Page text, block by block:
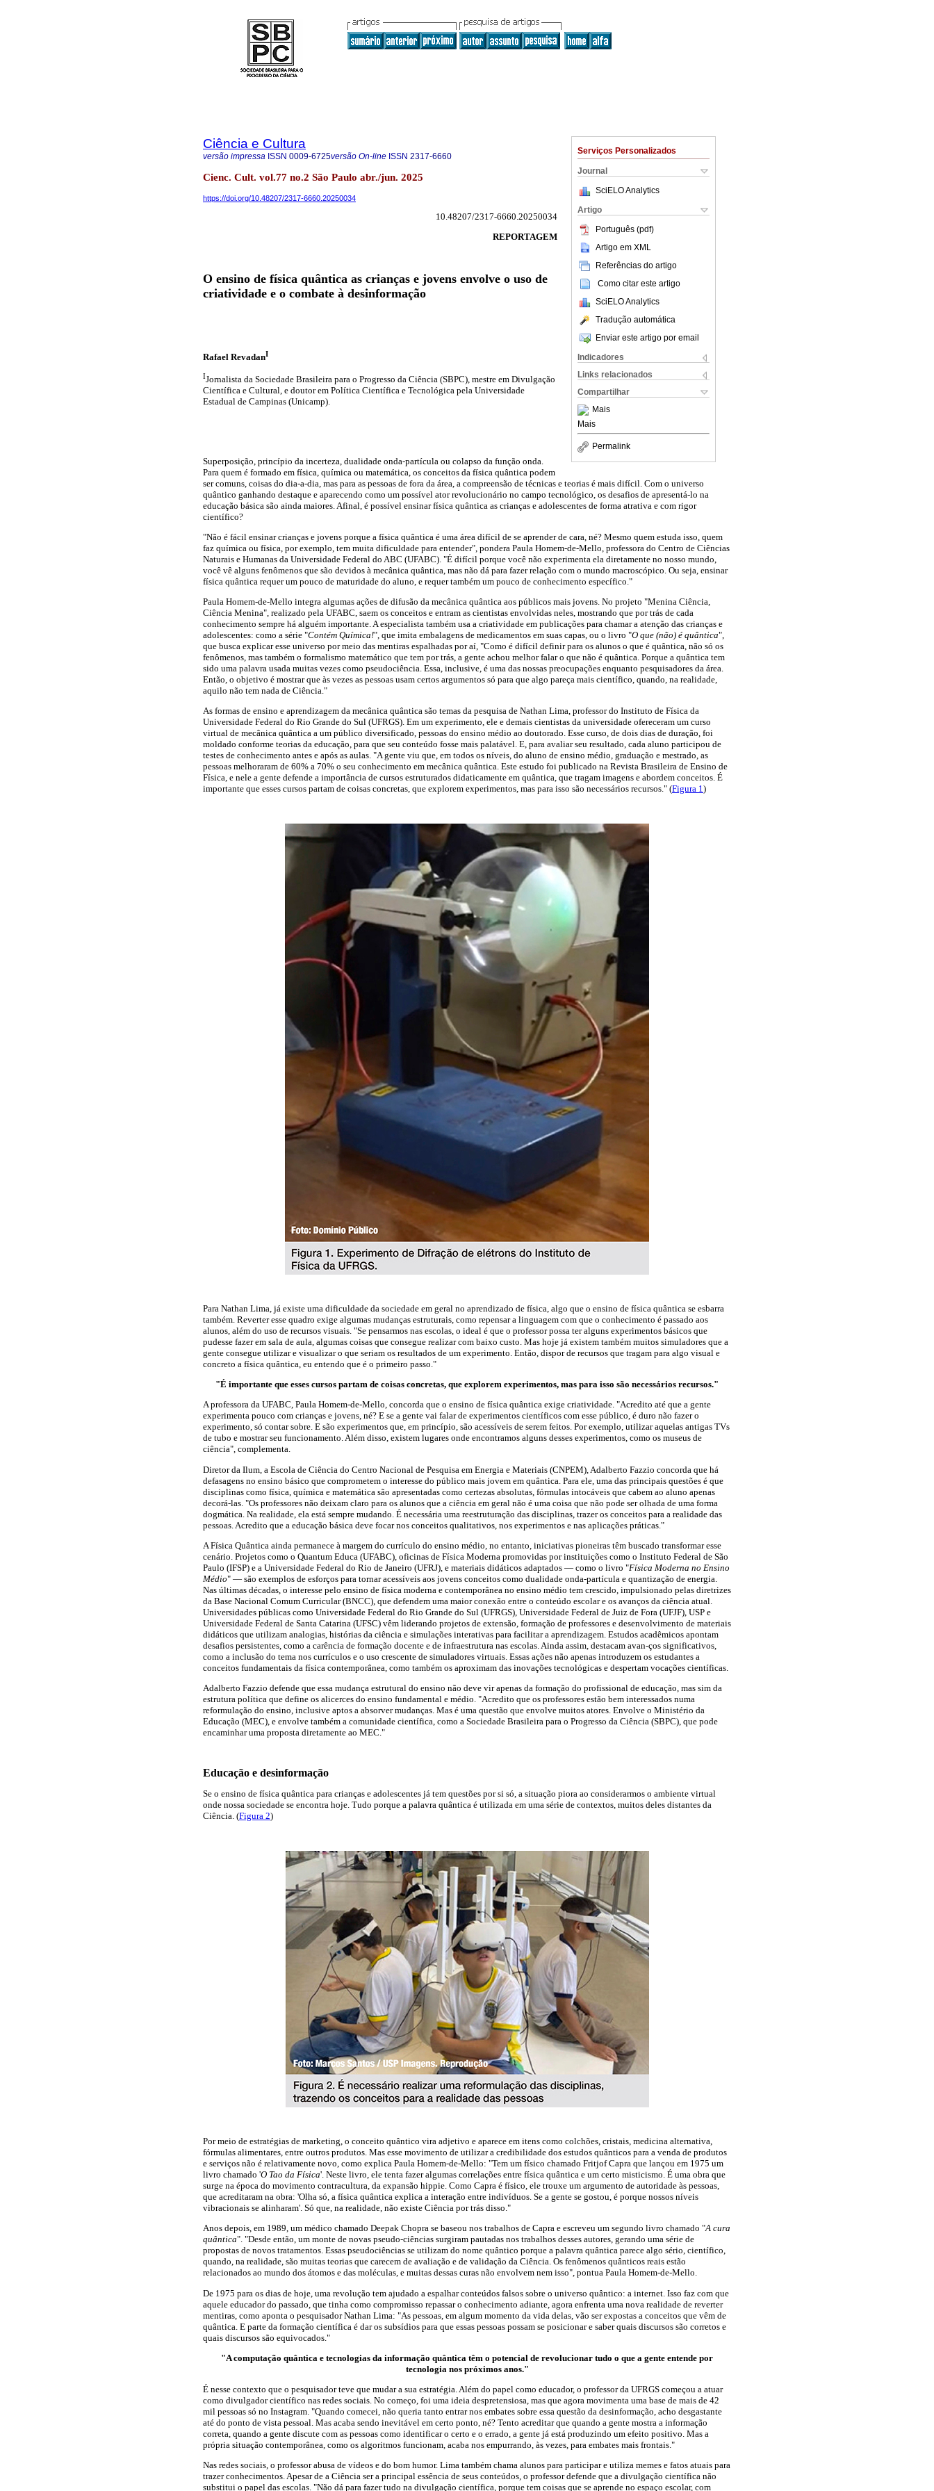
Serviços Personalizados
Journal
SciELO Analytics
Artigo
Português (pdf)
Artigo em XML
Referências do artigo
Como citar este artigo
SciELO Analytics
Tradução automática
Enviar este artigo por email
Indicadores
Links relacionados
Compartilhar
Mais
Mais
Permalink
Ciência e Cultura
versão impressa ISSN 0009-6725versão On-line ISSN 2317-6660
Cienc. Cult. vol.77 no.2 São Paulo abr./jun. 2025
https://doi.org/10.48207/2317-6660.20250034
10.48207/2317-6660.20250034
REPORTAGEM
O ensino de física quântica as crianças e jovens envolve o uso de
criatividade e o combate à desinformação
Rafael RevadanI
IJornalista da Sociedade Brasileira para o Progresso da Ciência (SBPC), mestre em Divulgação
Científica e Cultural, e doutor em Política Científica e Tecnológica pela Universidade
Estadual de Campinas (Unicamp).
Superposição, princípio da incerteza, dualidade onda-partícula ou colapso da função onda.
Para quem é formado em física, química ou matemática, os conceitos da física quântica podem
ser comuns, coisas do dia-a-dia, mas para as pessoas de fora da área, a compreensão de técnicas e teorias é mais difícil. Com o universo
quântico ganhando destaque e aparecendo como um possível ator revolucionário no campo tecnológico, os desafios de apresentá-lo na
educação básica são ainda maiores. Afinal, é possível ensinar física quântica as crianças e adolescentes de forma atrativa e com rigor
científico?
"Não é fácil ensinar crianças e jovens porque a física quântica é uma área difícil de se aprender de cara, né? Mesmo quem estuda isso, quem
faz química ou física, por exemplo, tem muita dificuldade para entender", pondera Paula Homem-de-Mello, professora do Centro de Ciências
Naturais e Humanas da Universidade Federal do ABC (UFABC). "É difícil porque você não experimenta ela diretamente no nosso mundo,
você vê alguns fenômenos que são devidos à mecânica quântica, mas não dá para fazer relação com o mundo macroscópico. Ou seja, ensinar
física quântica requer um pouco de maturidade do aluno, e requer também um pouco de conhecimento específico."
Paula Homem-de-Mello integra algumas ações de difusão da mecânica quântica aos públicos mais jovens. No projeto "Menina Ciência,
Ciência Menina", realizado pela UFABC, saem os conceitos e entram as cientistas envolvidas neles, mostrando que por trás de cada
conhecimento sempre há alguém importante. A especialista também usa a criatividade em publicações para chamar a atenção das crianças e
adolescentes: como a série "Contém Química!", que imita embalagens de medicamentos em suas capas, ou o livro "O que (não) é quântica",
que busca explicar esse universo por meio das mentiras espalhadas por aí, "Como é difícil definir para os alunos o que é quântica, não só os
fenômenos, mas também o formalismo matemático que tem por trás, a gente achou melhor falar o que não é quântica. Porque a quântica tem
sido uma palavra usada muitas vezes como pseudociência. Essa, inclusive, é uma das nossas preocupações enquanto pesquisadores da área.
Então, o objetivo é mostrar que às vezes as pessoas usam certos argumentos só para que algo pareça mais científico, quando, na realidade,
aquilo não tem nada de Ciência."
As formas de ensino e aprendizagem da mecânica quântica são temas da pesquisa de Nathan Lima, professor do Instituto de Física da
Universidade Federal do Rio Grande do Sul (UFRGS). Em um experimento, ele e demais cientistas da universidade ofereceram um curso
virtual de mecânica quântica a um público diversificado, pessoas do ensino médio ao doutorado. Esse curso, de dois dias de duração, foi
moldado conforme teorias da educação, para que seu conteúdo fosse mais palatável. E, para avaliar seu resultado, cada aluno participou de
testes de conhecimento antes e após as aulas. "A gente viu que, em todos os níveis, do aluno de ensino médio, graduação e mestrado, as
pessoas melhoraram de 60% a 70% o seu conhecimento em mecânica quântica. Este estudo foi publicado na Revista Brasileira de Ensino de
Física, e nele a gente defende a importância de cursos estruturados didaticamente em quântica, que tragam imagens e abordem conceitos. É
importante que esses cursos partam de coisas concretas, que explorem experimentos, mas para isso são necessários recursos." (Figura 1)
Para Nathan Lima, já existe uma dificuldade da sociedade em geral no aprendizado de física, algo que o ensino de física quântica se esbarra
também. Reverter esse quadro exige algumas mudanças estruturais, como repensar a linguagem com que o conhecimento é passado aos
alunos, além do uso de recursos visuais. "Se pensarmos nas escolas, o ideal é que o professor possa ter alguns experimentos básicos que
pudesse fazer em sala de aula, algumas coisas que consegue realizar com baixo custo. Mas hoje já existem também muitos simuladores que a
gente consegue utilizar e visualizar o que seriam os resultados de um experimento. Então, dispor de recursos que tragam para algo visual e
concreto a física quântica, eu entendo que é o primeiro passo."
"É importante que esses cursos partam de coisas concretas, que explorem experimentos, mas para isso são necessários recursos."
A professora da UFABC, Paula Homem-de-Mello, concorda que o ensino de física quântica exige criatividade. "Acredito até que a gente
experimenta pouco com crianças e jovens, né? E se a gente vai falar de experimentos científicos com esse público, é duro não fazer o
experimento, só contar sobre. E são experimentos que, em princípio, são acessíveis de serem feitos. Por exemplo, utilizar aquelas antigas TVs
de tubo e mostrar seu funcionamento. Além disso, existem lugares onde encontramos alguns desses experimentos, como os museus de
ciência", complementa.
Diretor da Ilum, a Escola de Ciência do Centro Nacional de Pesquisa em Energia e Materiais (CNPEM), Adalberto Fazzio concorda que há
defasagens no ensino básico que comprometem o interesse do público mais jovem em quântica. Para ele, uma das principais questões é que
disciplinas como física, química e matemática são apresentadas como certezas absolutas, fórmulas intocáveis que cabem ao aluno apenas
decorá-las. "Os professores não deixam claro para os alunos que a ciência em geral não é uma coisa que não pode ser olhada de uma forma
dogmática. Na realidade, ela está sempre mudando. É necessária uma reestruturação das disciplinas, trazer os conceitos para a realidade das
pessoas. Acredito que a educação básica deve focar nos conceitos qualitativos, nos experimentos e nas aplicações práticas."
A Física Quântica ainda permanece à margem do currículo do ensino médio, no entanto, iniciativas pioneiras têm buscado transformar esse
cenário. Projetos como o Quantum Educa (UFABC), oficinas de Física Moderna promovidas por instituições como o Instituto Federal de São
Paulo (IFSP) e a Universidade Federal do Rio de Janeiro (UFRJ), e materiais didáticos adaptados — como o livro "Física Moderna no Ensino
Médio" — são exemplos de esforços para tornar acessíveis aos jovens conceitos como dualidade onda-partícula e quantização de energia.
Nas últimas décadas, o interesse pelo ensino de física moderna e contemporânea no ensino médio tem crescido, impulsionado pelas diretrizes
da Base Nacional Comum Curricular (BNCC), que defendem uma maior conexão entre o conteúdo escolar e os avanços da ciência atual.
Universidades públicas como Universidade Federal do Rio Grande do Sul (UFRGS), Universidade Federal de Juiz de Fora (UFJF), USP e
Universidade Federal de Santa Catarina (UFSC) vêm liderando projetos de extensão, formação de professores e desenvolvimento de materiais
didáticos que utilizam analogias, histórias da ciência e simulações interativas para facilitar a aprendizagem. Estudos acadêmicos apontam
desafios persistentes, como a carência de formação docente e de infraestrutura nas escolas. Ainda assim, destacam avan-ços significativos,
como a inclusão do tema nos currículos e o uso crescente de simuladores virtuais. Essas ações não apenas introduzem os estudantes a
conceitos fundamentais da física contemporânea, como também os aproximam das inovações tecnológicas e despertam vocações científicas.
Adalberto Fazzio defende que essa mudança estrutural do ensino não deve vir apenas da formação do profissional de educação, mas sim da
estrutura política que define os alicerces do ensino fundamental e médio. "Acredito que os professores estão bem interessados numa
reformulação do ensino, inclusive aptos a absorver mudanças. Mas é uma questão que envolve muitos atores. Envolve o Ministério da
Educação (MEC), e envolve também a comunidade científica, como a Sociedade Brasileira para o Progresso da Ciência (SBPC), que pode
encaminhar uma proposta diretamente ao MEC."
Educação e desinformação
Se o ensino de física quântica para crianças e adolescentes já tem questões por si só, a situação piora ao considerarmos o ambiente virtual
onde nossa sociedade se encontra hoje. Tudo porque a palavra quântica é utilizada em uma série de contextos, muitos deles distantes da
Ciência. (Figura 2)
Por meio de estratégias de marketing, o conceito quântico vira adjetivo e aparece em itens como colchões, cristais, medicina alternativa,
fórmulas alimentares, entre outros produtos. Mas esse movimento de utilizar a credibilidade dos estudos quânticos para a venda de produtos
e serviços não é relativamente novo, como explica Paula Homem-de-Mello: "Tem um físico chamado Fritjof Capra que lançou em 1975 um
livro chamado 'O Tao da Física'. Neste livro, ele tenta fazer algumas correlações entre física quântica e um certo misticismo. É uma obra que
surge na época do movimento contracultura, da expansão hippie. Como Capra é físico, ele trouxe um argumento de autoridade às pessoas,
que acreditaram na obra: 'Olha só, a física quântica explica a interação entre indivíduos. Se a gente se gostou, é porque nossos níveis
vibracionais se alinharam'. Só que, na realidade, não existe Ciência por trás disso."
Anos depois, em 1989, um médico chamado Deepak Chopra se baseou nos trabalhos de Capra e escreveu um segundo livro chamado "A cura
quântica". "Desde então, um monte de novas pseudo-ciências surgiram pautadas nos trabalhos desses autores, gerando uma série de
propostas de novos tratamentos. Essas pseudociências se utilizam do nome quântico porque a palavra quântica parece algo sério, científico,
quando, na realidade, são muitas teorias que carecem de avaliação e de validação da Ciência. Os fenômenos quânticos reais estão
relacionados ao mundo dos átomos e das moléculas, e muitas dessas curas não envolvem nem isso", pontua Paula Homem-de-Mello.
De 1975 para os dias de hoje, uma revolução tem ajudado a espalhar conteúdos falsos sobre o universo quântico: a internet. Isso faz com que
aquele educador do passado, que tinha como compromisso repassar o conhecimento adiante, agora enfrenta uma nova realidade de reverter
mentiras, como aponta o pesquisador Nathan Lima: "As pessoas, em algum momento da vida delas, vão ser expostas a conceitos que vêm de
quântica. E parte da formação científica é dar os subsídios para que essas pessoas possam se posicionar e saber quais discursos são corretos e
quais discursos são equivocados."
"A computação quântica e tecnologias da informação quântica têm o potencial de revolucionar tudo o que a gente entende por
tecnologia nos próximos anos."
É nesse contexto que o pesquisador teve que mudar a sua estratégia. Além do papel como educador, o professor da UFRGS começou a atuar
como divulgador científico nas redes sociais. No começo, foi uma ideia despretensiosa, mas que agora movimenta uma base de mais de 42
mil pessoas só no Instagram. "Quando comecei, não queria tanto entrar nos embates sobre essa questão da desinformação, acho desgastante
até do ponto de vista pessoal. Mas acaba sendo inevitável em certo ponto, né? Tento acreditar que quando a gente mostra a informação
correta, quando a gente discute com as pessoas como identificar o certo e o errado, a gente já está produzindo um efeito positivo. Mas a
própria situação contemporânea, como os algoritmos funcionam, acaba nos empurrando, às vezes, para embates mais frontais."
Nas redes sociais, o professor abusa de vídeos e do bom humor. Lima também chama alunos para participar e utiliza memes e fatos atuais para
trazer conhecimentos. Apesar de a Ciência ser a principal essência de seus conteúdos, o professor defende que a divulgação científica não
substitui o papel das escolas. "Não dá para fazer tudo na divulgação científica, porque tem coisas que se aprende no espaço escolar, com